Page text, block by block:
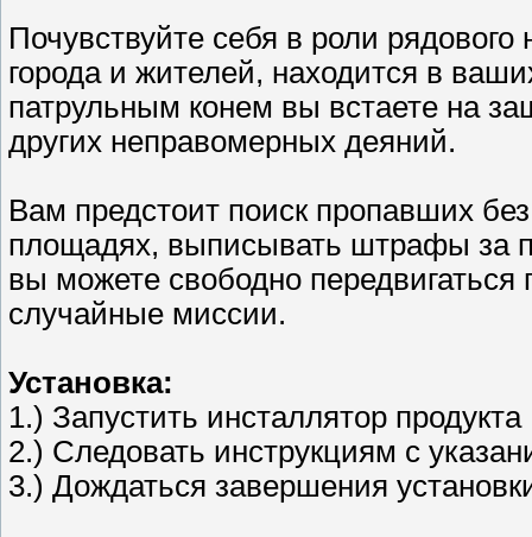
Почувствуйте себя в роли рядового
города и жителей, находится в
патрульным конем вы встаете на
других неправомерных деяний.
Вам предстоит поиск пропавших
площадях, выписывать штрафы за
вы можете свободно
случайные миссии.
Установка:
1.) Запустить инсталлятор продукта
2.) Следовать инструкциям с
3.) Дождаться завершения